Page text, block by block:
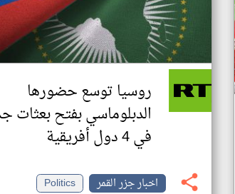
اخبار جزر
أهم اخبار جزر
روسيا توسع حضورها
الدبلوماسي بفتح بعثات
في 4 دول أفريقية
اخبار جزر القمر
Politics